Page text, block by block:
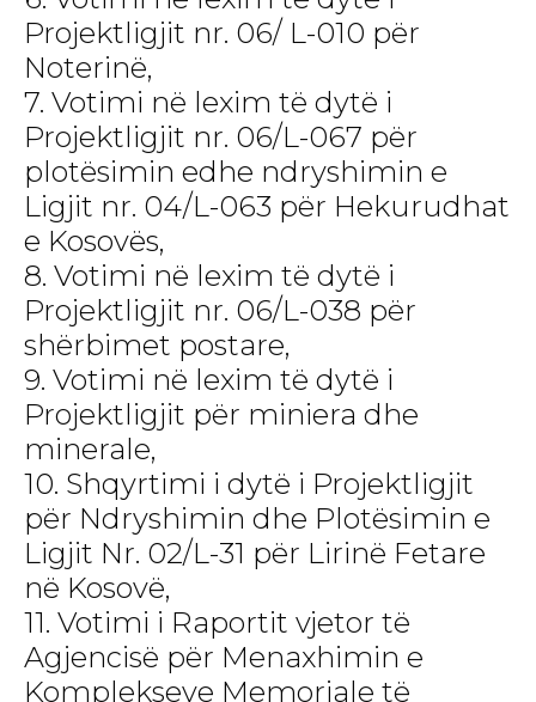
Projektligjit nr. 06/ L-010 për
Noterinë,
7. Votimi në lexim të dytë i
Projektligjit nr. 06/L-067 për
plotësimin edhe ndryshimin e
Ligjit nr. 04/L-063 për Hekurudhat
e Kosovës,
8. Votimi në lexim të dytë i
Projektligjit nr. 06/L-038 për
shërbimet postare,
9. Votimi në lexim të dytë i
Projektligjit për miniera dhe
minerale,
10. Shqyrtimi i dytë i Projektligjit
për Ndryshimin dhe Plotësimin e
Ligjit Nr. 02/L-31 për Lirinë Fetare
në Kosovë,
11. Votimi i Raportit vjetor të
Agjencisë për Menaxhimin e
Komplekseve Memoriale të